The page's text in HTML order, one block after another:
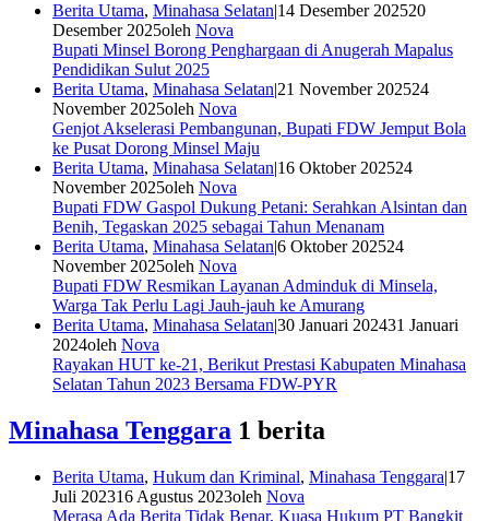
Berita Utama, Minahasa Selatan|14 Desember 202520
Desember 2025oleh Nova
Bupati Minsel Borong Penghargaan di Anugerah Mapalus
Pendidikan Sulut 2025
Berita Utama, Minahasa Selatan|21 November 202524
November 2025oleh Nova
Genjot Akselerasi Pembangunan, Bupati FDW Jemput Bola
ke Pusat Dorong Minsel Maju
Berita Utama, Minahasa Selatan|16 Oktober 202524
November 2025oleh Nova
Bupati FDW Gaspol Dukung Petani: Serahkan Alsintan dan
Benih, Tegaskan 2025 sebagai Tahun Menanam
Berita Utama, Minahasa Selatan|6 Oktober 202524
November 2025oleh Nova
Bupati FDW Resmikan Layanan Adminduk di Minsela,
Warga Tak Perlu Lagi Jauh-jauh ke Amurang
Berita Utama, Minahasa Selatan|30 Januari 202431 Januari
2024oleh Nova
Rayakan HUT ke-21, Berikut Prestasi Kabupaten Minahasa
Selatan Tahun 2023 Bersama FDW-PYR
Minahasa Tenggara 1 berita
Berita Utama, Hukum dan Kriminal, Minahasa Tenggara|17
Juli 202316 Agustus 2023oleh Nova
Merasa Ada Berita Tidak Benar, Kuasa Hukum PT Bangkit